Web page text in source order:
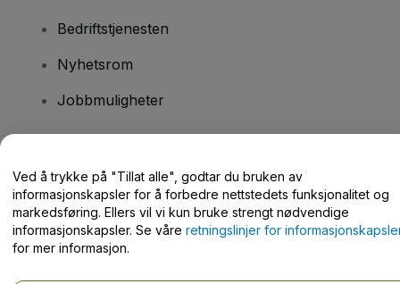
Bedriftstjenesten
Nyhetsrom
Jobbmuligheter
Hjelpesenter / kontakt oss
Ved å trykke på "Tillat alle", godtar du bruken av
informasjonskapsler for å forbedre nettstedets funksjonalitet og
markedsføring. Ellers vil vi kun bruke strengt nødvendige
informasjonskapsler. Se våre retningslinjer for
for mer informasjon.